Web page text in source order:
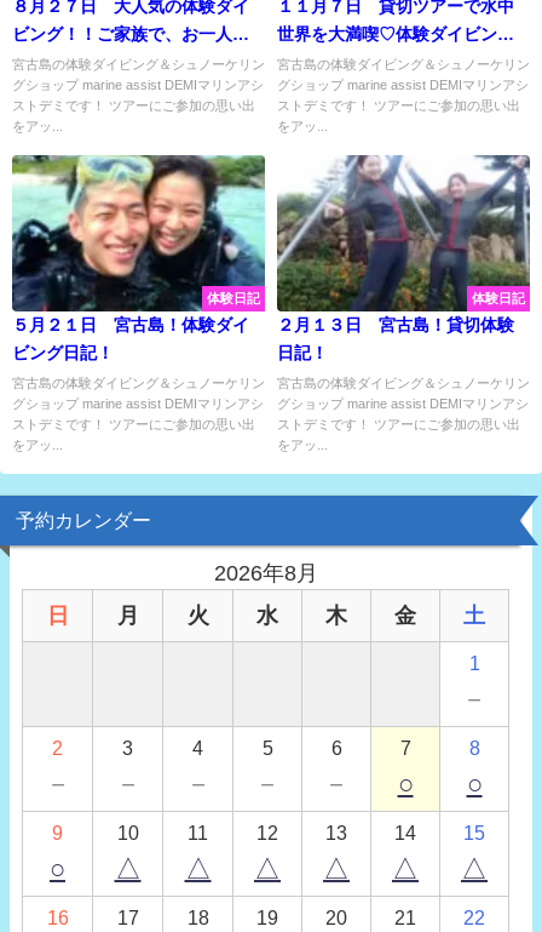
８月２７日 大人気の体験ダイ
ビング！！ご家族で、お一人様
で、ご友人で♪貸切なので皆様安
心のツアーです♡
宮古島の体験ダイビング＆シュノーケリン
グショップ marine assist DEMIマリンアシ
ストデミです！ ツアーにご参加の思い出
をアッ...
１１月７日 貸切ツアーで水中
世界を大満喫♡体験ダイビング
で宮古島観察してきました♡
宮古島の体験ダイビング＆シュノーケリン
グショップ marine assist DEMIマリンアシ
ストデミです！ ツアーにご参加の思い出
をアッ...
体験日記
５月２１日 宮古島！体験ダイ
ビング日記！
宮古島の体験ダイビング＆シュノーケリン
グショップ marine assist DEMIマリンアシ
ストデミです！ ツアーにご参加の思い出
をアッ...
体験日記
２月１３日 宮古島！貸切体験
日記！
宮古島の体験ダイビング＆シュノーケリン
グショップ marine assist DEMIマリンアシ
ストデミです！ ツアーにご参加の思い出
をアッ...
予約カレンダー
2026年8月
日
月 火 水 木 金 土
1
－
2
－
3
－
4
－
5
－
6
－
7
○
8
○
9
○
10
△
11
△
12
△
13
△
14
△
15
△
16 17 18 19 20 21 22